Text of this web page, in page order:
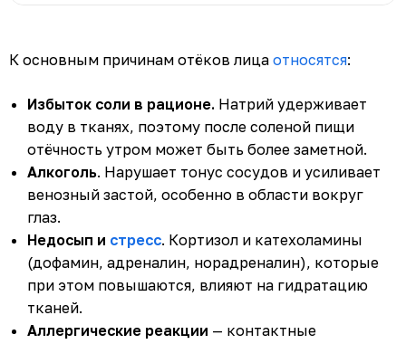
К основным причинам отёков лица относятся:
Избыток соли в рационе. Натрий удерживает
воду в тканях, поэтому после соленой пищи
отёчность утром может быть более заметной.
Алкоголь. Нарушает тонус сосудов и усиливает
венозный застой, особенно в области вокруг
глаз.
Недосып и стресс. Кортизол и катехоламины
(дофамин, адреналин, норадреналин), которые
при этом повышаются, влияют на гидратацию
тканей.
Аллергические реакции — контактные